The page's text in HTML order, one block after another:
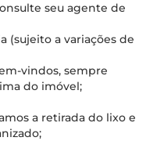
seu agente de
(sujeito a variações de
vindos, sempre
do imóvel;
a retirada do lixo e